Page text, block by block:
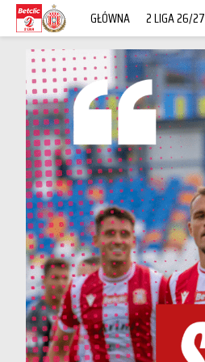
GŁÓWNA 2 LIGA 26/27